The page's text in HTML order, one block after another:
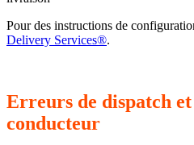
Pour des instructions de
Delivery Services®.
Erreurs de dispatch
conducteur